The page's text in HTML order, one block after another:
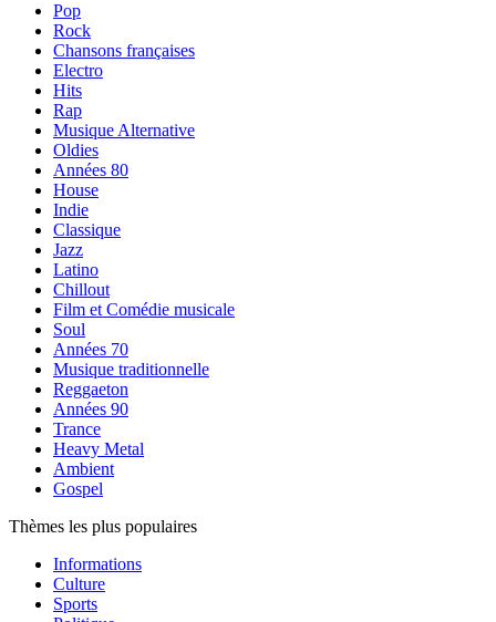
Pop
Rock
Chansons françaises
Electro
Hits
Rap
Musique Alternative
Oldies
Années 80
House
Indie
Classique
Jazz
Latino
Chillout
Film et Comédie musicale
Soul
Années 70
Musique traditionnelle
Reggaeton
Années 90
Trance
Heavy Metal
Ambient
Gospel
Thèmes les plus populaires
Informations
Culture
Sports